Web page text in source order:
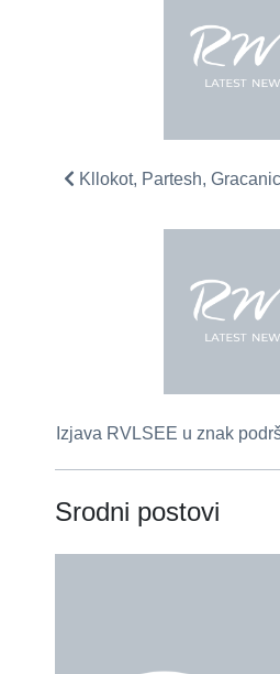
Kllokot, Partesh,
Izjava RVLSEE u znak
Srodni postovi